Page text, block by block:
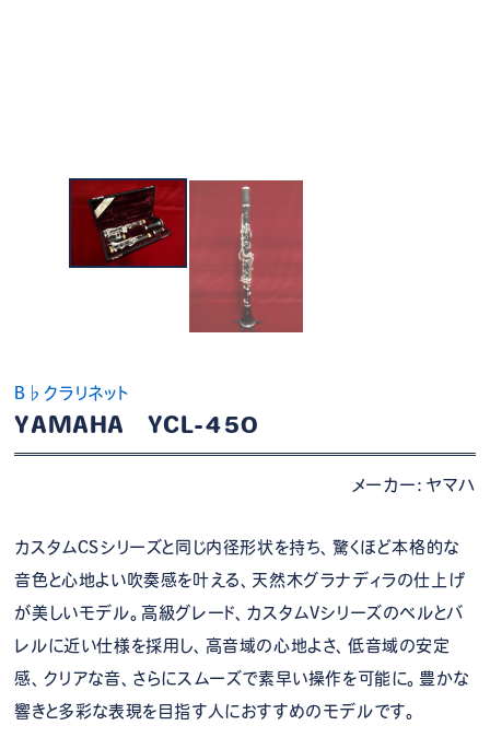
B♭クラリネット
YAMAHA YCL-450
メーカー：ヤマハ
カスタムCSシリーズと同じ内径形状を持ち、驚くほど本格的な
音色と心地よい吹奏感を叶える、天然木グラナディラの仕上げ
が美しいモデル。高級グレード、カスタムVシリーズのベルとバ
レルに近い仕様を採用し、高音域の心地よさ、低音域の安定
感、クリアな音、さらにスムーズで素早い操作を可能に。豊かな
響きと多彩な表現を目指す人におすすめのモデルです。